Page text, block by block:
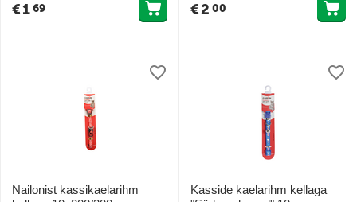
€169 €2 00
Nailonist kassikaelarihm
Kasside kaelarihm kellaga